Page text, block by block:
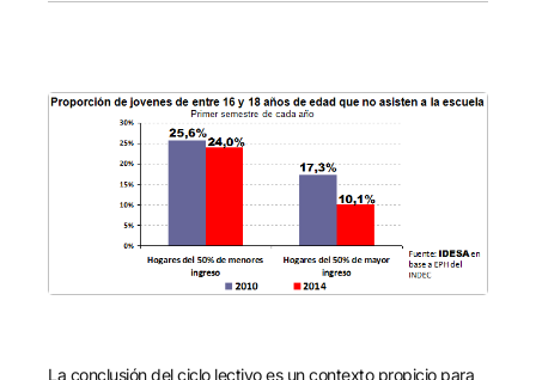
La conclusión del ciclo lectivo es un contexto propicio para